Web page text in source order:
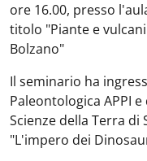
ore 16.00, presso
titolo "Piante e
Bolzano"
Il seminario ha
Paleontologica APPI
Scienze della Terra
"L'impero dei